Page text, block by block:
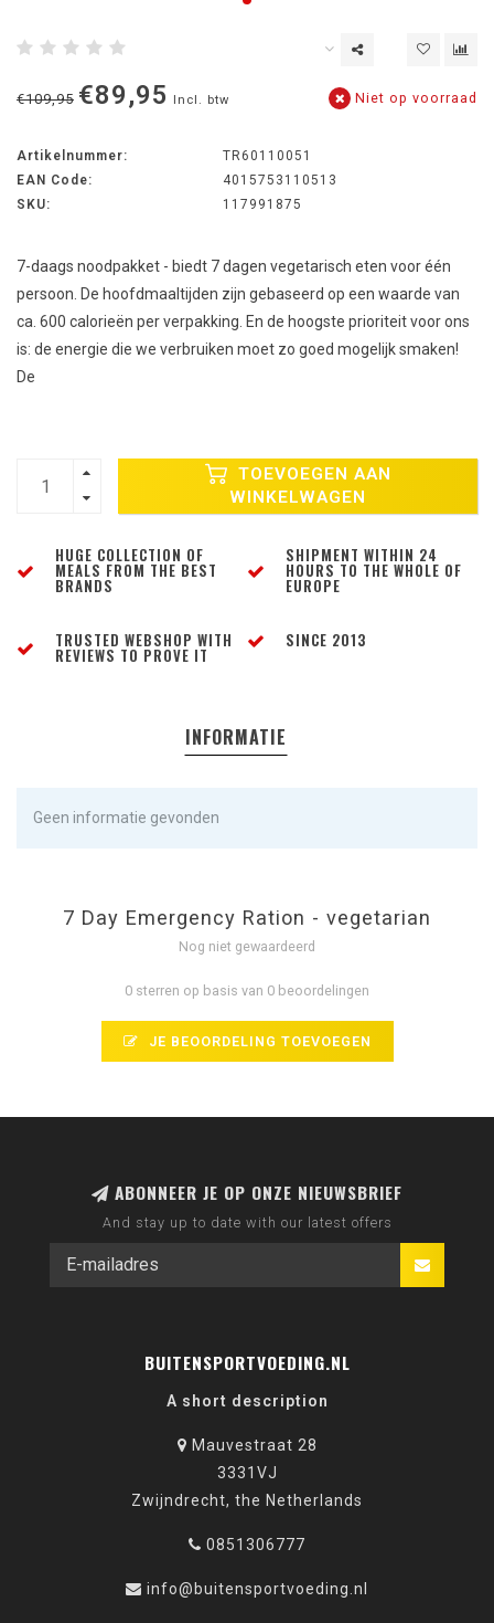
€109,95 €89,95 Incl. btw Niet op voorraad
Artikelnummer:
TR60110051
EAN Code:
4015753110513
SKU:
117991875
7-daags noodpakket - biedt 7 dagen vegetarisch eten voor één
persoon. De hoofdmaaltijden zijn gebaseerd op een waarde van
ca. 600 calorieën per verpakking. En de hoogste prioriteit voor ons
is: de energie die we verbruiken moet zo goed mogelijk smaken!
De
TOEVOEGEN AAN
WINKELWAGEN
HUGE COLLECTION OF
MEALS FROM THE BEST
BRANDS
SHIPMENT WITHIN 24
HOURS TO THE WHOLE OF
EUROPE
TRUSTED WEBSHOP WITH
REVIEWS TO PROVE IT
SINCE 2013
INFORMATIE
Geen informatie gevonden
7 Day Emergency Ration - vegetarian
Nog niet gewaardeerd
0 sterren op basis van 0 beoordelingen
JE BEOORDELING TOEVOEGEN
ABONNEER JE OP ONZE NIEUWSBRIEF
And stay up to date with our latest offers
BUITENSPORTVOEDING.NL
A short description
Mauvestraat 28
3331VJ
Zwijndrecht, the Netherlands
0851306777
info@buitensportvoeding.nl